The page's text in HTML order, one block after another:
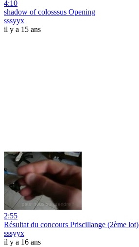
4:10
shadow of colosssus Opening
sssyyx
il y a 15 ans
2:55
Résultat du concours Priscillange (2ème lot)
sssyyx
il y a 16 ans